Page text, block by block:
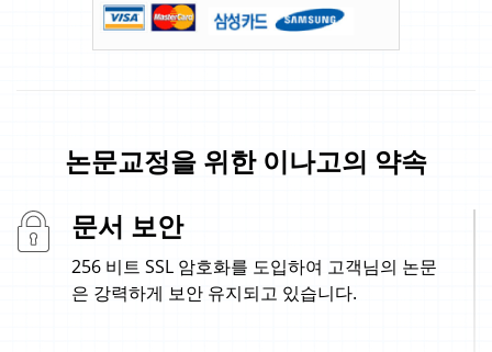
논문교정을 위한 이나고의 약속
문서 보안
256 비트 SSL 암호화를 도입하여 고객님의 논문
은 강력하게 보안 유지되고 있습니다.